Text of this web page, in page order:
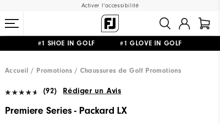
Activer l'accessibilité
#1 SHOE IN GOLF #1 GLOVE IN GOLF
Accueil
Promotions Chaussures de Golf Promotions
(92) Rédiger un Avis
Premiere Series - Packard LX